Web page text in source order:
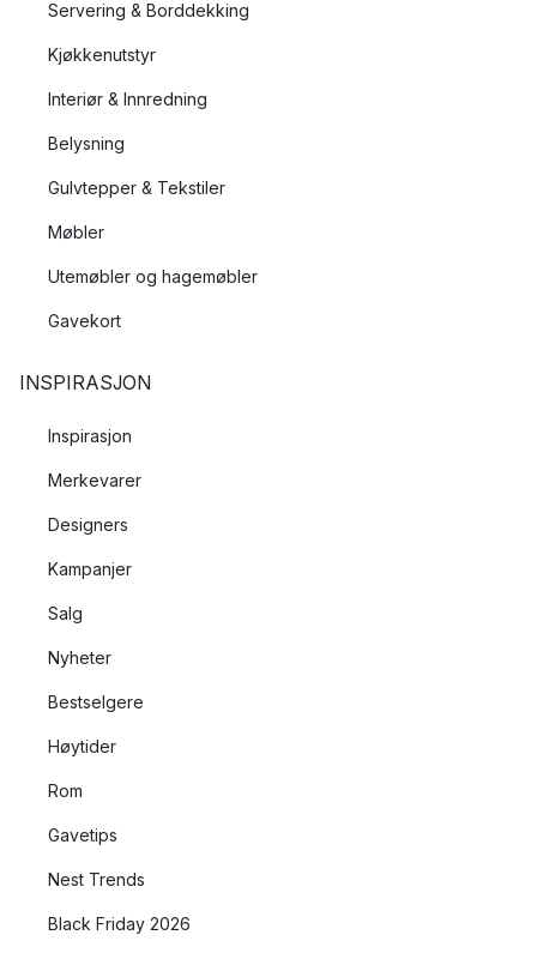
Servering & Borddekking
Kjøkkenutstyr
Interiør & Innredning
Belysning
Gulvtepper & Tekstiler
Møbler
Utemøbler og hagemøbler
Gavekort
INSPIRASJON
Inspirasjon
Merkevarer
Designers
Kampanjer
Salg
Nyheter
Bestselgere
Høytider
Rom
Gavetips
Nest Trends
Black Friday 2026